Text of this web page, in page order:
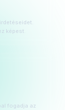
képest.
fogadja az